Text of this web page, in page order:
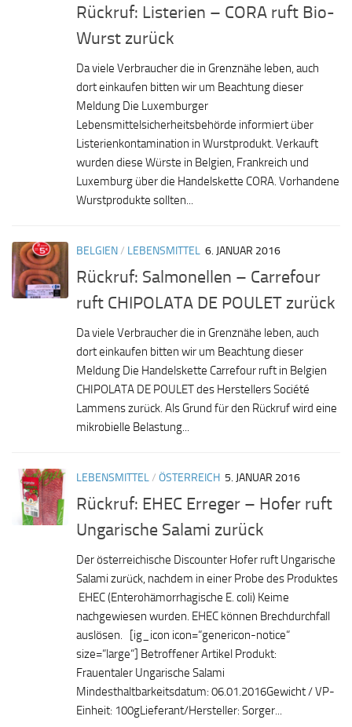
Rückruf: Listerien – CORA ruft Bio-
Wurst zurück
Da viele Verbraucher die in Grenznähe leben, auch
dort einkaufen bitten wir um Beachtung dieser
Meldung Die Luxemburger
Lebensmittelsicherheitsbehörde informiert über
Listerienkontamination in Wurstprodukt. Verkauft
wurden diese Würste in Belgien, Frankreich und
Luxemburg über die Handelskette CORA. Vorhandene
Wurstprodukte sollten...
BELGIEN/ LEBENSMITTEL 6. JANUAR 2016
Rückruf: Salmonellen – Carrefour
ruft CHIPOLATA DE POULET zurück
Da viele Verbraucher die in Grenznähe leben, auch
dort einkaufen bitten wir um Beachtung dieser
Meldung Die Handelskette Carrefour ruft in Belgien
CHIPOLATA DE POULET des Herstellers Société
Lammens zurück. Als Grund für den Rückruf wird eine
mikrobielle Belastung...
LEBENSMITTEL/ ÖSTERREICH 5. JANUAR 2016
Rückruf: EHEC Erreger – Hofer ruft
Ungarische Salami zurück
Der österreichische Discounter Hofer ruft Ungarische
Salami zurück, nachdem in einer Probe des Produktes
EHEC (Enterohämorrhagische E. coli) Keime
nachgewiesen wurden. EHEC können Brechdurchfall
auslösen. [ig_icon icon=“genericon-notice“
size=“large“] Betroffener Artikel Produkt:
Frauentaler Ungarische Salami
Mindesthaltbarkeitsdatum: 06.01.2016Gewicht / VP-
Einheit: 100gLieferant/Hersteller: Sorger...